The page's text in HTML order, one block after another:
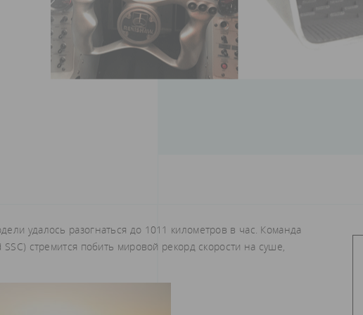
удалось разогнаться до 1011 километров в час. Команда
стремится побить мировой рекорд скорости на суше,